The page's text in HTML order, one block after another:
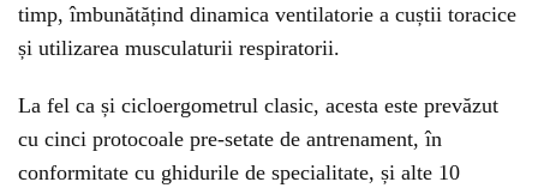
timp, îmbunătățind dinamica ventilatorie a cuștii toracice
și utilizarea musculaturii respiratorii.
La fel ca și cicloergometrul clasic, acesta este prevăzut
cu cinci protocoale pre-setate de antrenament, în
conformitate cu ghidurile de specialitate, și alte 10